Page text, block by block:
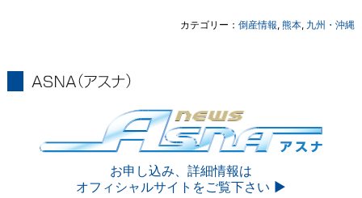
カテゴリー：倒産情報,熊本, 九州・沖縄
お申し込み、詳細情報は
オフィシャルサイトをご覧下さい ▶︎